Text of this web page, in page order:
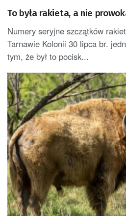
To była rakieta, a nie
Numery seryjne szczątków
Tarnawie Kolonii 30 lipca br.
tym, że był to pocisk...